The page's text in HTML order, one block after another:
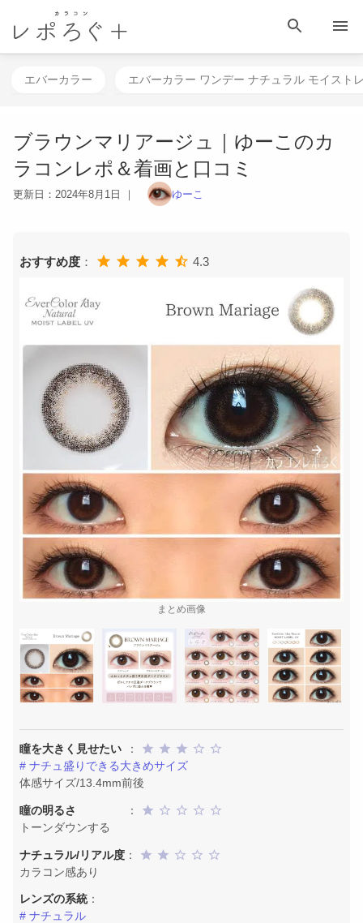
HOME 目 次 メニュー
エバーカラー エバーカラー ワンデー ナチュラル モイスト
ブラウンマリアージュ｜ゆーこのカ
ラコンレポ＆着画と口コミ
更新日： 2024年8月1日 ｜ ゆーこ
おすすめ度 ： 4.3
まとめ画像
瞳を大きく見せたい
：
# ナチュ盛りできる大きめサイズ
体感サイズ/13.4mm前後
瞳の明るさ
：
トーンダウンする
ナチュラル/リアル度 ：
カラコン感あり
レンズの系統：
# ナチュラル